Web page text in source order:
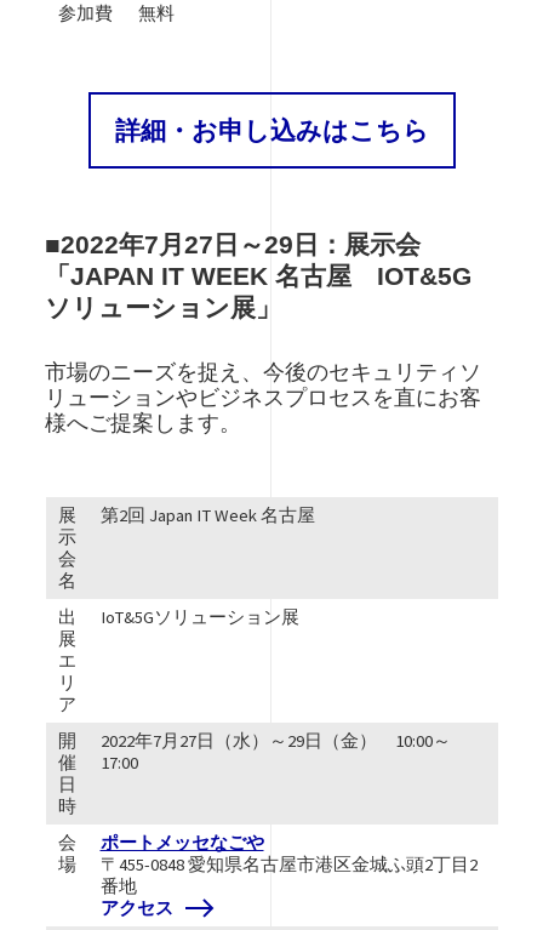
参加費 無料
詳細・お申し込みはこちら
■2022年7月27日～29日：展示会
「JAPAN IT WEEK 名古屋 IOT&5G
ソリューション展」
市場のニーズを捉え、今後のセキュリティソ
リューションやビジネスプロセスを直にお客
様へご提案します。
展
示
会
名
第2回 Japan IT Week 名古屋
出
展
エ
リ
ア
IoT&5Gソリューション展
開
催
日
時
2022年7月27日（水）～29日（金） 10:00～
17:00
会
場
ポートメッセなごや
〒455-0848 愛知県名古屋市港区金城ふ頭2丁目2
番地
アクセス